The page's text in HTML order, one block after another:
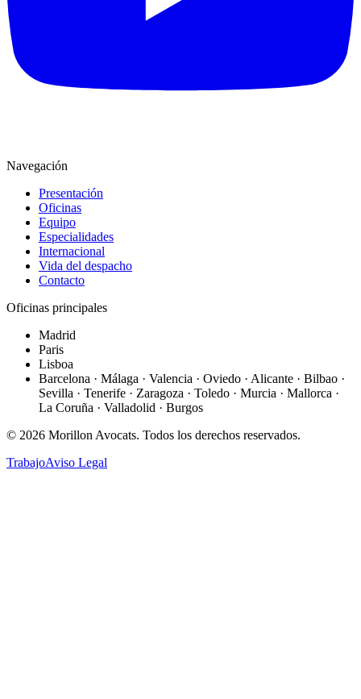
Navegación
Presentación
Oficinas
Equipo
Especialidades
Internacional
Vida del despacho
Contacto
Oficinas principales
Madrid
Paris
Lisboa
Barcelona · Málaga · Valencia · Oviedo · Alicante · Bilbao ·
Sevilla · Tenerife · Zaragoza · Toledo · Murcia · Mallorca ·
La Coruña · Valladolid · Burgos
© 2026 Morillon Avocats. Todos los derechos reservados.
TrabajoAviso Legal